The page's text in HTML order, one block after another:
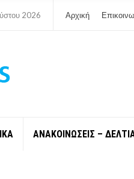
2026 Αρχική
ΑΝΑΚΟΙΝΩΣΕΙΣ –